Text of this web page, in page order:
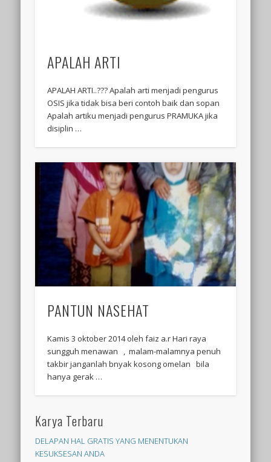
APALAH ARTI
APALAH ARTI..??? Apalah arti menjadi pengurus
OSIS jika tidak bisa beri contoh baik dan sopan
Apalah artiku menjadi pengurus PRAMUKA jika
disiplin …
PANTUN NASEHAT
Kamis 3 oktober 2014 oleh faiz a.r Hari raya
sungguh menawan , malam-malamnya penuh
takbir janganlah bnyak kosong omelan bila
hanya gerak …
Karya Terbaru
DELAPAN HAL GRATIS YANG MENENTUKAN
KESUKSESAN ANDA